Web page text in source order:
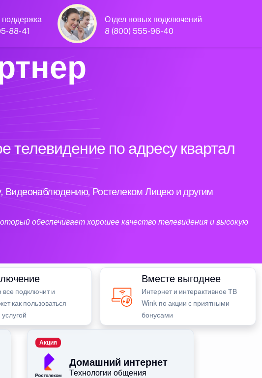
88-41
Отдел новых подключений
8 (800) 555-96-40
телевидение по адресу квартал
Видеонаблюдению, Ростелеком Лицею и другим
обеспечивает хорошее качество телевидения и высокую
все подключит и
как пользоваться
Вместе выгоднее
Интернет и интерактивное ТВ
Wink по акции с приятными
бонусами
Домашний интернет
Технологии общения
Акция